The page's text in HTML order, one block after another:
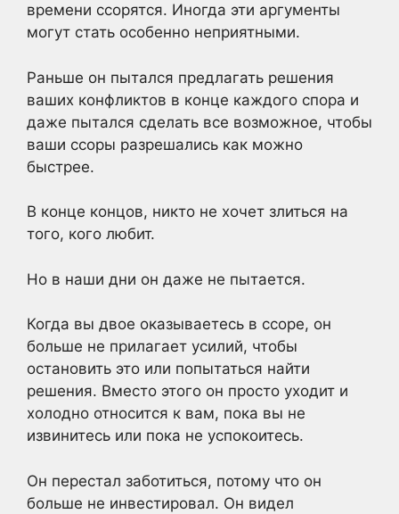
времени ссорятся. Иногда эти аргументы
могут стать особенно неприятными.
Раньше он пытался предлагать решения
ваших конфликтов в конце каждого спора и
даже пытался сделать все возможное, чтобы
ваши ссоры разрешались как можно
быстрее.
В конце концов, никто не хочет злиться на
того, кого любит.
Но в наши дни он даже не пытается.
Когда вы двое оказываетесь в ссоре, он
больше не прилагает усилий, чтобы
остановить это или попытаться найти
решения. Вместо этого он просто уходит и
холодно относится к вам, пока вы не
извинитесь или пока не успокоитесь.
Он перестал заботиться, потому что он
больше не инвестировал. Он видел